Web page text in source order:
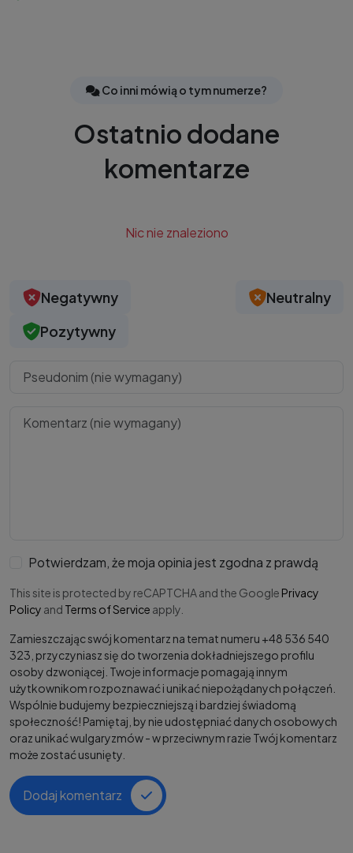
Co inni mówią o tym numerze?
Ostatnio dodane
komentarze
Nic nie znaleziono
Negatywny
Neutralny
Pozytywny
Potwierdzam, że moja opinia jest zgodna z prawdą
This site is protected by reCAPTCHA and the Google Privacy
Policy and Terms of Service apply.
Zamieszczając swój komentarz na temat numeru +48 536 540
323, przyczyniasz się do tworzenia dokładniejszego profilu
osoby dzwoniącej. Twoje informacje pomagają innym
użytkownikom rozpoznawać i unikać niepożądanych połączeń.
Wspólnie budujemy bezpieczniejszą i bardziej świadomą
społeczność! Pamiętaj, by nie udostępniać danych osobowych
oraz unikać wulgaryzmów - w przeciwnym razie Twój komentarz
może zostać usunięty.
Dodaj komentarz